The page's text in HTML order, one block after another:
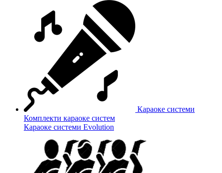
Караоке системи
Комплекти караоке систем
Караоке системи Evolution